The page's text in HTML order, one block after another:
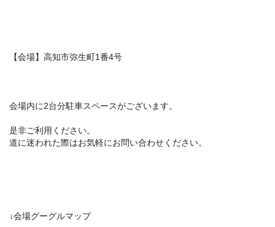
【会場】高知市弥生町1番4号
会場内に2台分駐車スペースがございます。
是非ご利用ください。
道に迷われた際はお気軽にお問い合わせください。
↓会場グーグルマップ